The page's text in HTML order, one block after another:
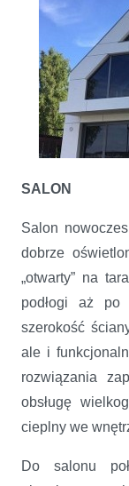
SALON
Salon
dobrze
„otwarty” na
podłogi aż po
szerokość
ale i
rozwiązania
obsługę
cieplny we
Do salonu